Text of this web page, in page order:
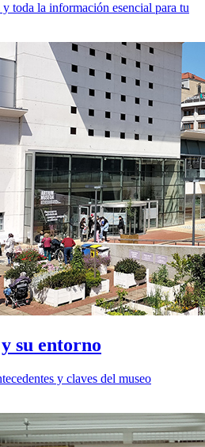
toda la información esencial para tu
su entorno
y claves del museo